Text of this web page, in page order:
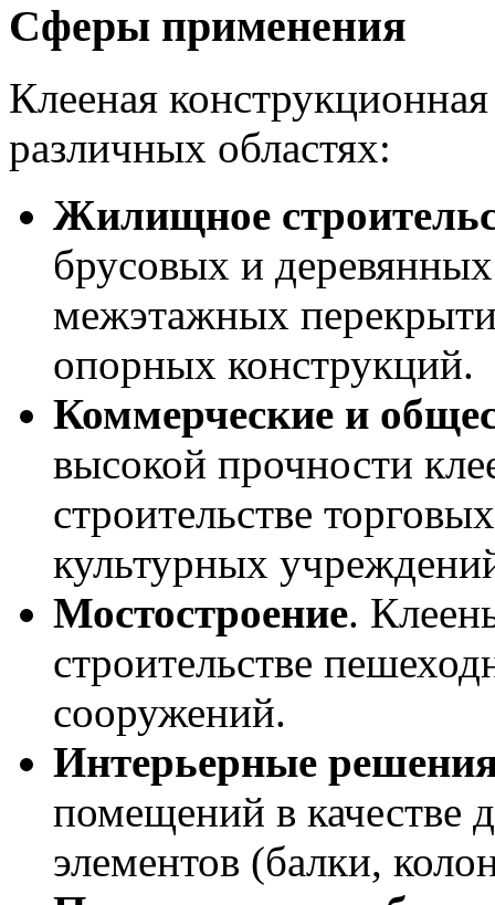
Сферы применения
Клееная
различных областях:
Жилищное
брусовых и
межэтажных
опорных конструкций.
Коммерческие и
высокой прочности
строительстве
культурных
Мостостроение.
строительстве
сооружений.
Интерьерные
помещений в качестве
элементов (балки,